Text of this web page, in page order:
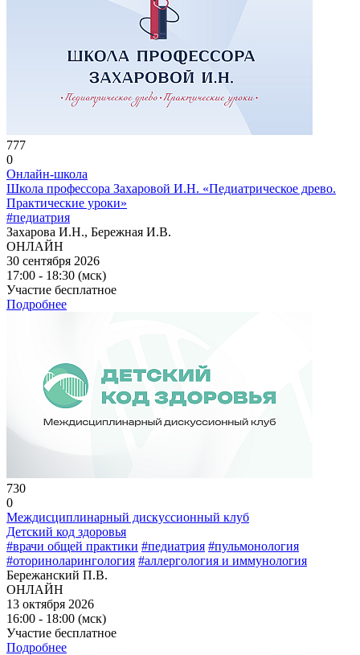
777
0
Онлайн-школа
Школа профессора Захаровой И.Н. «Педиатрическое древо.
Практические уроки»
#педиатрия
Захарова И.Н., Бережная И.В.
ОНЛАЙН
30 сентября 2026
17:00 - 18:30 (мск)
Участие бесплатное
Подробнее
730
0
Междисциплинарный дискуссионный клуб
Детский код здоровья
#врачи общей практики #педиатрия #пульмонология
#оториноларингология #аллергология и иммунология
Бережанский П.В.
ОНЛАЙН
13 октября 2026
16:00 - 18:00 (мск)
Участие бесплатное
Подробнее